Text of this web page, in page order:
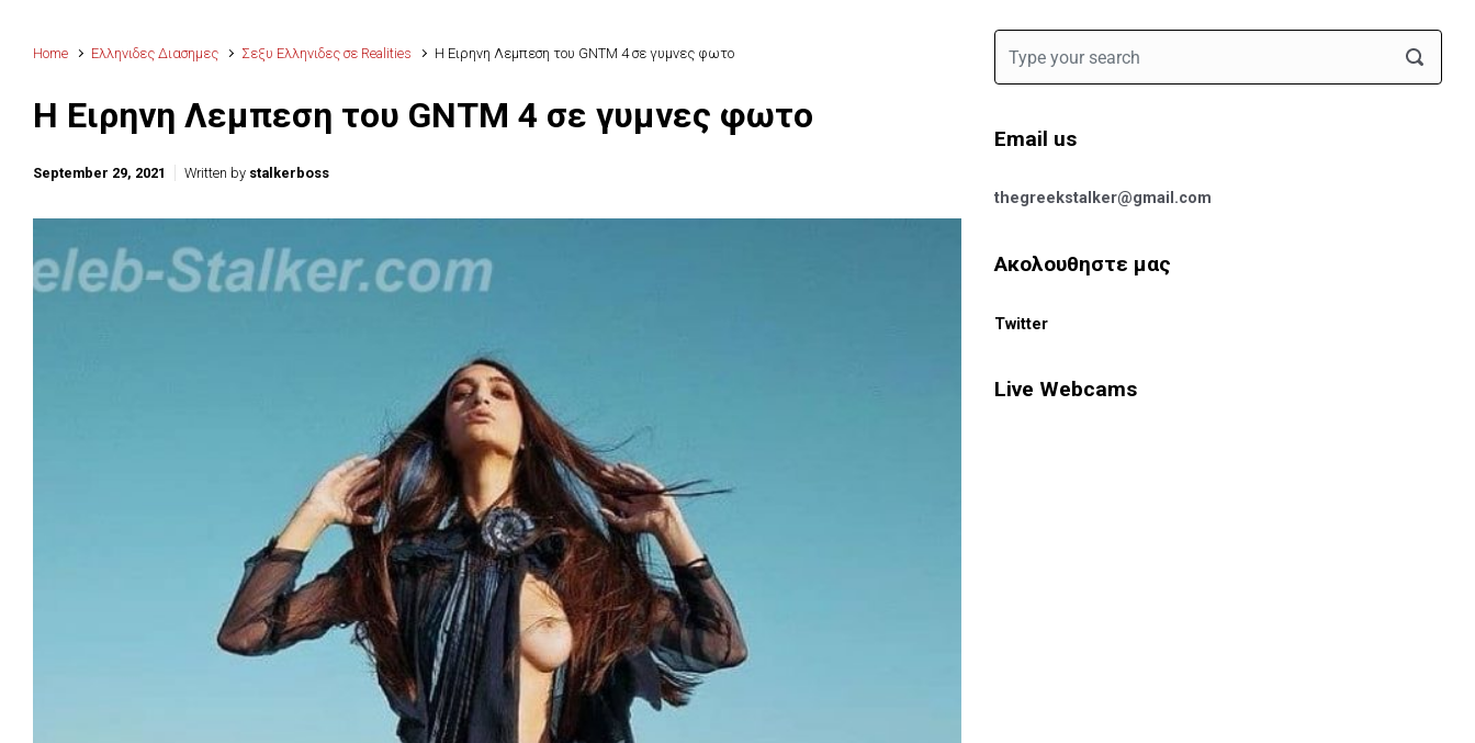
Home Ελληνιδες Διασημες Σεξυ Ελληνιδες σε Realities Η Ειρηνη Λεμπεση του GNTM 4 σε γυμνες φωτο
Η Ειρηνη Λεμπεση του GNTM 4 σε γυμνες φωτο
September 29, 2021 Written by stalkerboss
Email us
thegreekstalker@gmail.com
Ακολουθηστε μας
Twitter
Live Webcams